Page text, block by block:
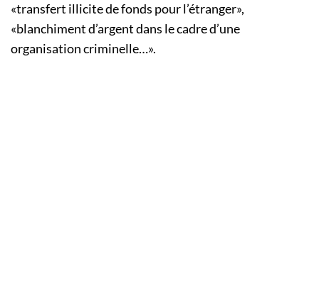
«transfert illicite de fonds pour l’étranger»,
«blanchiment d’argent dans le cadre d’une
organisation criminelle…».